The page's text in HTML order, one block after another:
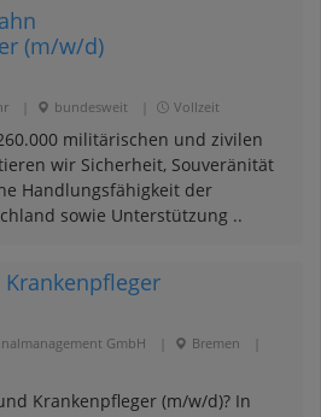
(m/w/d)
bundesweit Vollzeit
militärischen und zivilen
wir Sicherheit, Souveränität
Handlungsfähigkeit der
sowie Unterstützung ..
GmbH Bremen
Krankenpfleger (m/w/d)? In